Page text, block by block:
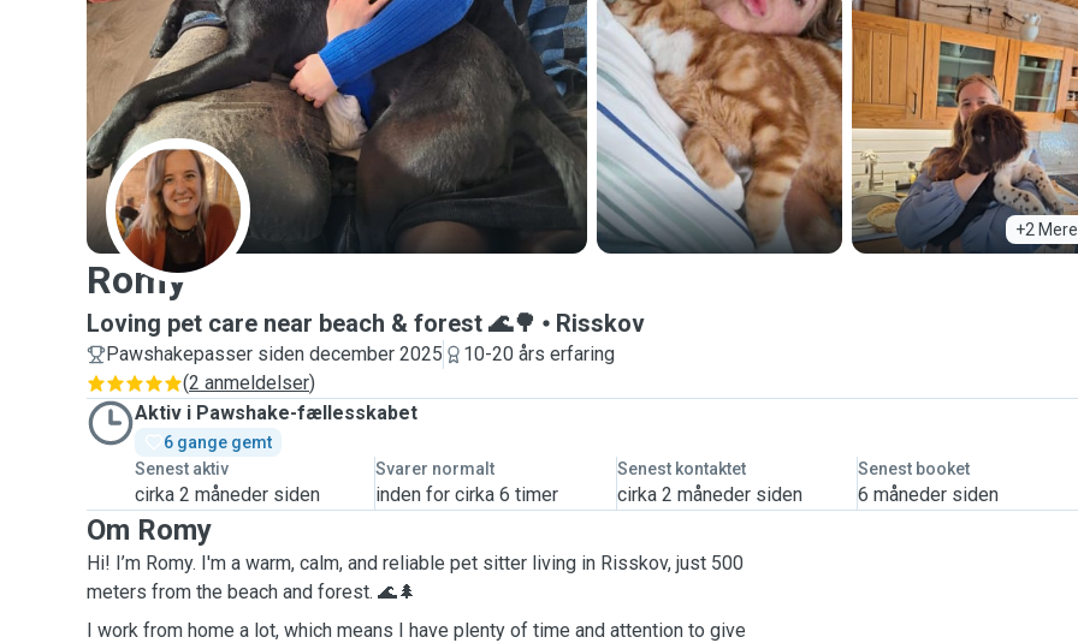
+2 Mere
R
Romy
Loving pet care near beach & forest 🌊🌳 Risskov
Pawshakepasser siden december 2025
10-20 års erfaring
(2 anmeldelser)
Aktiv i Pawshake-fællesskabet
6 gange gemt
Senest aktiv
cirka 2 måneder siden
Svarer normalt
inden for cirka 6 timer
Senest kontaktet
cirka 2 måneder siden
Senest booket
6 måneder siden
Om Romy
Hi! I’m Romy. I'm a warm, calm, and reliable pet sitter living in Risskov, just 500
meters from the beach and forest. 🌊🌲
I work from home a lot, which means I have plenty of time and attention to give